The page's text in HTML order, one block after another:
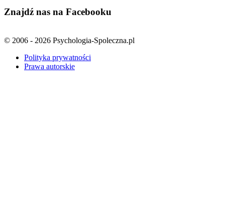
Znajdź nas na Facebooku
© 2006 - 2026 Psychologia-Spoleczna.pl
Polityka prywatności
Prawa autorskie